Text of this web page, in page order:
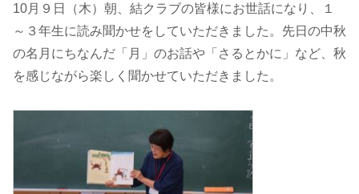
10月９日（木）朝、結クラブの皆様にお世話になり、１
～３年生に読み聞かせをしていただきました。先日の中秋
の名月にちなんだ「月」のお話や「さるとかに」など、秋
を感じながら楽しく聞かせていただきました。